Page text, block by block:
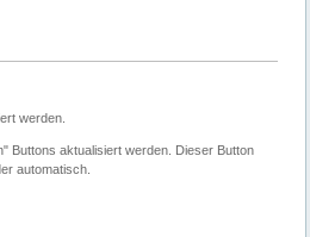
werden.
Buttons aktualisiert werden. Dieser Button
automatisch.